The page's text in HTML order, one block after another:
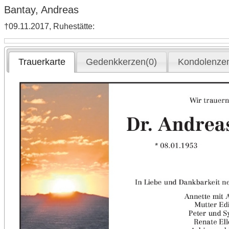
Bantay, Andreas
†09.11.2017, Ruhestätte:
Trauerkarte Gedenkkerzen(0)